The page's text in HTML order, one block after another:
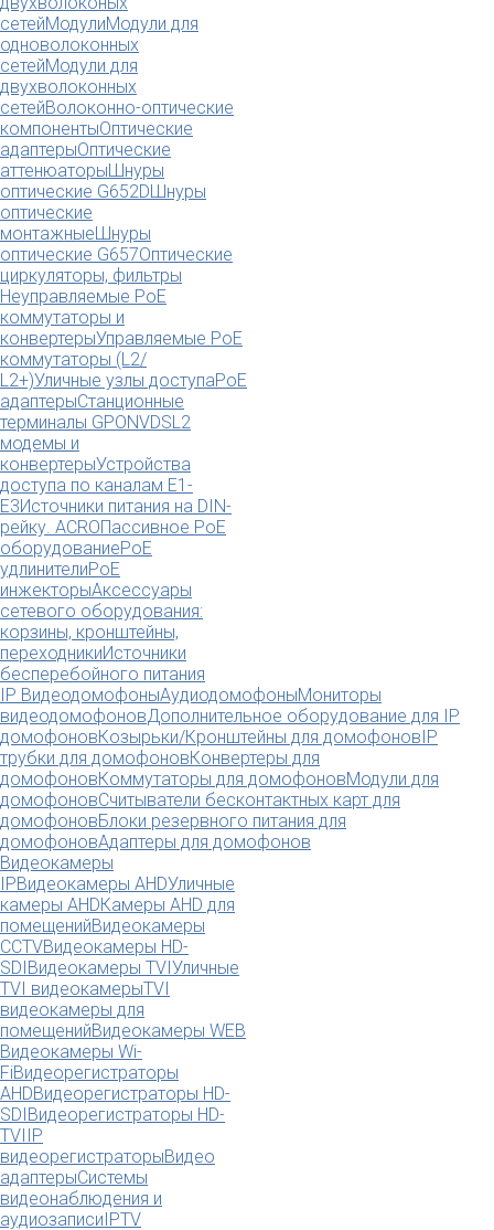
сетейМодулиМодули для
одноволоконных
сетейМодули для
двухволоконных
сетейВолоконно-оптические
компонентыОптические
адаптерыОптические
аттенюаторыШнуры
оптические G652DШнуры
оптические
монтажныеШнуры
оптические G657Оптические
циркуляторы, фильтры
Неуправляемые PoE
коммутаторы и
конвертерыУправляемые PoE
коммутаторы (L2/
L2+)Уличные узлы доступаPoE
адаптерыСтанционные
терминалы GPONVDSL2
модемы и
конвертерыУстройства
доступа по каналам E1-
E3Источники питания на DIN-
рейку. ACROПассивное PoE
оборудованиеPoE
удлинителиPoE
инжекторыАксессуары
сетевого оборудования:
корзины, кронштейны,
переходникиИсточники
бесперебойного питания
IP ВидеодомофоныАудиодомофоныМониторы
видеодомофоновДополнительное оборудование для IP
домофоновКозырьки/Кронштейны для домофоновIP
трубки для домофоновКонвертеры для
домофоновКоммутаторы для домофоновМодули для
домофоновСчитыватели бесконтактных карт для
домофоновБлоки резервного питания для
домофоновАдаптеры для домофонов
Видеокамеры
IPВидеокамеры AHDУличные
камеры AHDКамеры AHD для
помещенийВидеокамеры
CCTVВидеокамеры HD-
SDIВидеокамеры TVIУличные
TVI видеокамерыTVI
видеокамеры для
помещенийВидеокамеры WEB
Видеокамеры Wi-
FiВидеорегистраторы
AHDВидеорегистраторы HD-
SDIВидеорегистраторы HD-
TVI IP
видеорегистраторыВидео
адаптерыСистемы
видеонаблюдения и
аудиозаписиIPTV